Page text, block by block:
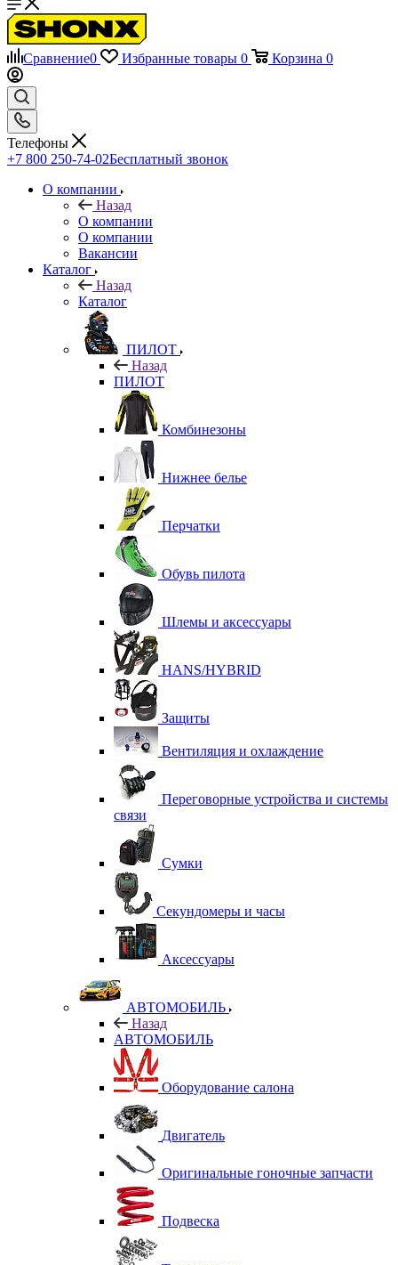
Сравнение0 Избранные товары 0 Корзина 0
Телефоны
+7 800 250-74-02Бесплатный звонок
О компании
Назад
О компании
О компании
Вакансии
Каталог
Назад
Каталог
ПИЛОТ
Назад
ПИЛОТ
Комбинезоны
Нижнее белье
Перчатки
Обувь пилота
Шлемы и аксессуары
HANS/HYBRID
Защиты
Вентиляция и охлаждение
Переговорные устройства и системы
связи
Сумки
Секундомеры и часы
Аксессуары
АВТОМОБИЛЬ
Назад
АВТОМОБИЛЬ
Оборудование салона
Двигатель
Оригинальные гоночные запчасти
Подвеска